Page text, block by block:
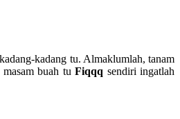
kadang tu. Almaklumlah, tanam
masam buah tuFiqqq sendiri ingatlah